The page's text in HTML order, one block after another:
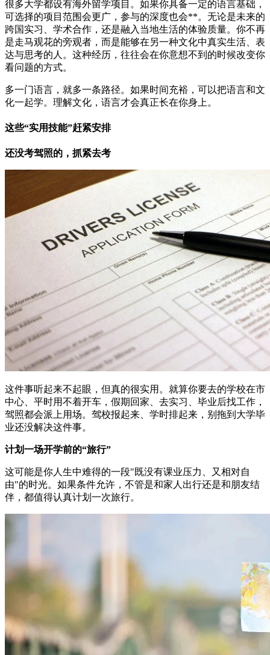
很多大学都设有海外留学项目。如果你具备一定的语言基础，
可选择的项目范围会更广，参与的深度也会**。无论是未来的
跨国实习、学术合作，还是融入当地生活的体验质量。你不再
是走马观花的旁观者，而是能够在另一种文化中真实生活、表
达与思考的人。这种经历，往往会在你意想不到的时候改变你
看问题的方式。
多一门语言，就多一条路径。如果时间充裕，可以把语言和文
化一起学。理解文化，语言才会真正长在你身上。
这些“实用技能”赶紧安排
还没考驾照的，抓紧去考
这件事听起来不起眼，但真的很实用。就算你要去的学校在市
中心、平时用不着开车，假期回家、去实习、毕业后找工作，
驾照都会派上用场。驾校报起来、学时排起来，别拖到大学毕
业还没解决这件事。
计划一场开学前的“旅行”
这可能是你人生中难得的一段"既没有课业压力、又相对自
由"的时光。如果条件允许，不管是和家人出行还是和朋友结
伴，都值得认真计划一次旅行。